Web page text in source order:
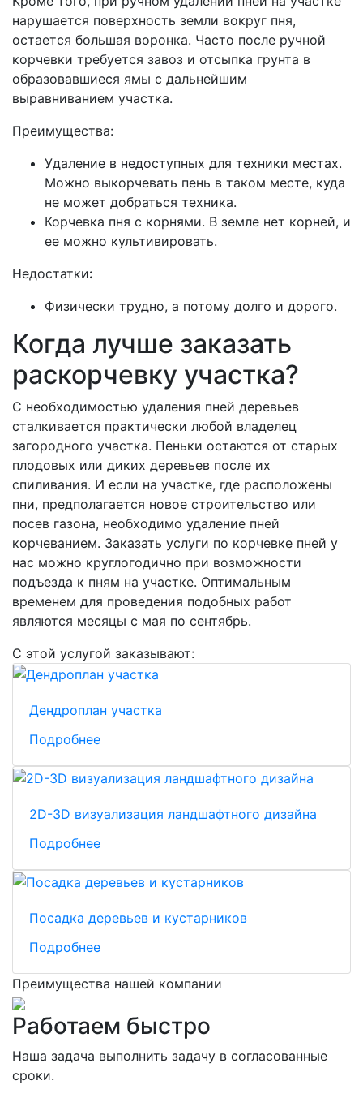
нарушается поверхность земли вокруг пня,
остается большая воронка. Часто после ручной
корчевки требуется завоз и отсыпка грунта в
образовавшиеся ямы с дальнейшим
выравниванием участка.
Преимущества:
Удаление в недоступных для техники местах.
Можно выкорчевать пень в таком месте, куда
не может добраться техника.
Корчевка пня с корнями. В земле нет корней, и
ее можно культивировать.
Недостатки:
Физически трудно, а потому долго и дорого.
Когда лучше заказать
раскорчевку участка?
С необходимостью удаления пней деревьев
сталкивается практически любой владелец
загородного участка. Пеньки остаются от старых
плодовых или диких деревьев после их
спиливания. И если на участке, где расположены
пни, предполагается новое строительство или
посев газона, необходимо удаление пней
корчеванием. Заказать услуги по корчевке пней у
нас можно круглогодично при возможности
подъезда к пням на участке. Оптимальным
временем для проведения подобных работ
являются месяцы с мая по сентябрь.
С этой услугой заказывают:
Дендроплан участка
Подробнее
2D-3D визуализация ландшафтного дизайна
Подробнее
Посадка деревьев и кустарников
Подробнее
Преимущества нашей компании
Работаем быстро
Наша задача выполнить задачу в согласованные
сроки.